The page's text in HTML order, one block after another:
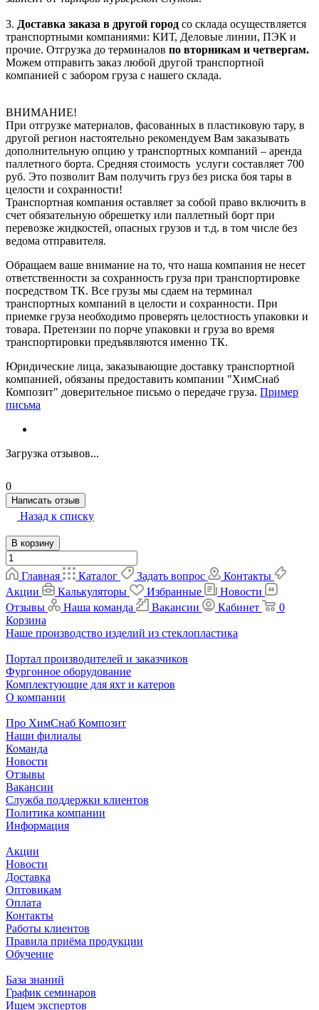
3. Доставка заказа в другой город со склада осуществляется
транспортными компаниями: КИТ, Деловые линии, ПЭК и
прочие. Отгрузка до терминалов по вторникам и четвергам.
Можем отправить заказ любой другой транспортной
компанией с забором груза с нашего склада.
ВНИМАНИЕ!
При отгрузке материалов, фасованных в пластиковую тару, в
другой регион настоятельно рекомендуем Вам заказывать
дополнительную опцию у транспортных компаний – аренда
паллетного борта. Средняя стоимость услуги составляет 700
руб. Это позволит Вам получить груз без риска боя тары в
целости и сохранности!
Транспортная компания оставляет за собой право включить в
счет обязательную обрешетку или паллетный борт при
перевозке жидкостей, опасных грузов и т.д. в том числе без
ведома отправителя.
Обращаем ваше внимание на то, что наша компания не несет
ответственности за сохранность груза при транспортировке
посредством ТК. Все грузы мы сдаем на терминал
транспортных компаний в целости и сохранности. При
приемке груза необходимо проверять целостность упаковки и
товара. Претензии по порче упаковки и груза во время
транспортировки предъявляются именно ТК.
Юридические лица, заказывающие доставку транспортной
компанией, обязаны предоставить компании "ХимСнаб
Композит" доверительное письмо о передаче груза. Пример
письма
Загрузка отзывов...
0
Написать отзыв
Назад к списку
В корзину
Главная Каталог Задать вопрос
Контакты
Акции
Калькуляторы Избранные
Новости
Отзывы
Наша команда Вакансии Кабинет
0
Корзина
Наше производство изделий из стеклопластика
Портал производителей и заказчиков
Фургонное оборудование
Комплектующие для яхт и катеров
О компании
Про ХимСнаб Композит
Наши филиалы
Команда
Новости
Отзывы
Вакансии
Служба поддержки клиентов
Политика компании
Информация
Акции
Новости
Доставка
Оптовикам
Оплата
Контакты
Работы клиентов
Правила приёма продукции
Обучение
База знаний
График семинаров
Ищем экспертов